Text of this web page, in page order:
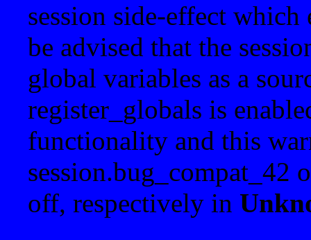
session side-effect
be advised that the
global variables as a
register_globals is
functionality and this
session.bug_compat_42
off, respectively in